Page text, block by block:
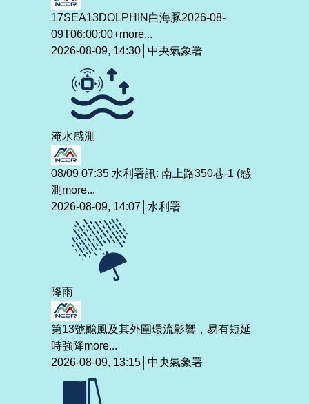
17SEA13DOLPHIN白海豚2026-08-
09T06:00:00+more...
2026-08-09, 14:30│中央氣象署
淹水感測
08/09 07:35 水利署訊: 南上路350巷-1 (感
測 more...
2026-08-09, 14:07│水利署
降雨
第13號颱風及其外圍環流影響，易有短延
時強降more...
2026-08-09, 13:15│中央氣象署